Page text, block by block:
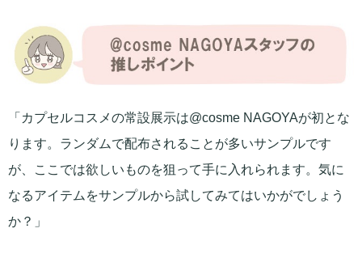
「カプセルコスメの常設展示は@cosme NAGOYAが初とな
ります。ランダムで配布されることが多いサンプルです
が、ここでは欲しいものを狙って手に入れられます。気に
なるアイテムをサンプルから試してみてはいかがでしょう
か？」